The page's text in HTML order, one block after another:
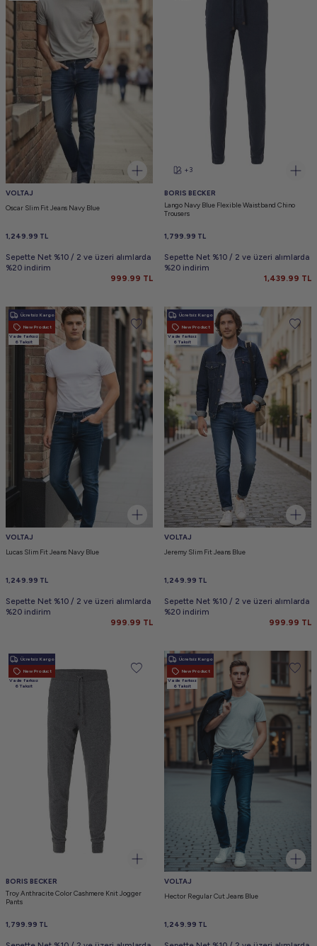
VOLTAJ
Oscar Slim Fit Jeans Navy Blue
1,249.99 TL
Sepette Net %10 / 2 ve üzeri alımlarda
%20 indirim
999.99 TL
+3
BORIS BECKER
Lango Navy Blue Flexible Waistband Chino
Trousers
1,799.99 TL
Sepette Net %10 / 2 ve üzeri alımlarda
%20 indirim
1,439.99 TL
Ücretsiz Kargo
New Product
Vade farksız
6 Taksit
VOLTAJ
Lucas Slim Fit Jeans Navy Blue
1,249.99 TL
Sepette Net %10 / 2 ve üzeri alımlarda
%20 indirim
999.99 TL
Ücretsiz Kargo
New Product
Vade farksız
6 Taksit
VOLTAJ
Jeremy Slim Fit Jeans Blue
1,249.99 TL
Sepette Net %10 / 2 ve üzeri alımlarda
%20 indirim
999.99 TL
Ücretsiz Kargo
New Product
Vade farksız
6 Taksit
BORIS BECKER
Troy Anthracite Color Cashmere Knit Jogger
Pants
1,799.99 TL
Ücretsiz Kargo
New Product
Vade farksız
6 Taksit
VOLTAJ
Hector Regular Cut Jeans Blue
1,249.99 TL